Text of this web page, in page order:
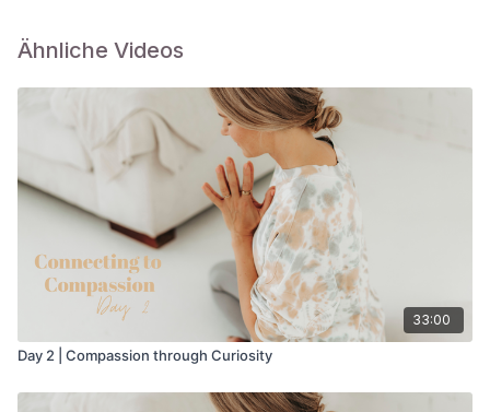
Ähnliche Videos
33:00
Day 2 | Compassion through Curiosity